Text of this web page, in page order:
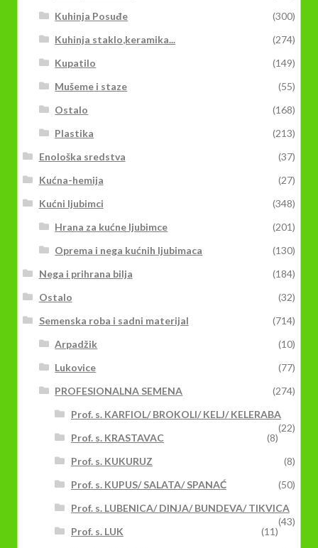
Kuhinja Posuđe
(300)
Kuhinja staklo,keramika...
(274)
Kupatilo
(149)
Mušeme i staze
(55)
Ostalo
(168)
Plastika
(213)
Enološka sredstva
(37)
Kućna-hemija
(27)
Kućni ljubimci
(348)
Hrana za kućne ljubimce
(201)
Oprema i nega kućnih ljubimaca
(130)
Nega i prihrana bilja
(184)
Ostalo
(32)
Semenska roba i sadni materijal
(714)
Arpadžik
(10)
Lukovice
(77)
PROFESIONALNA SEMENA
(274)
Prof. s. KARFIOL/ BROKOLI/ KELJ/ KELERABA
(22)
Prof. s. KRASTAVAC
(8)
Prof. s. KUKURUZ
(8)
Prof. s. KUPUS/ SALATA/ SPANAĆ
(50)
Prof. s. LUBENICA/ DINJA/ BUNDEVA/ TIKVICA
(43)
Prof. s. LUK
(11)